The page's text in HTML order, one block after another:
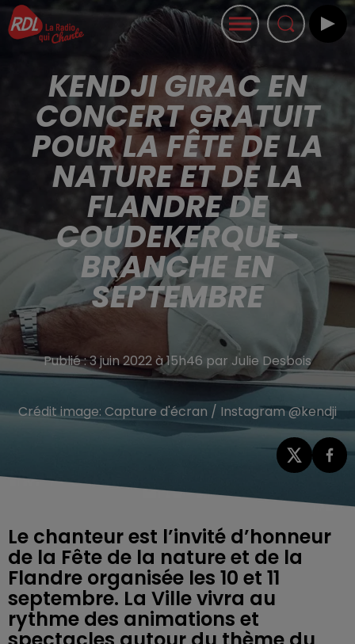
KENDJI GIRAC EN
CONCERT GRATUIT
POUR LA FÊTE DE LA
NATURE ET DE LA
FLANDRE DE
COUDEKERQUE-
BRANCHE EN
SEPTEMBRE
Publié : 3 juin 2022 à 15h46 par Julie Desbois
Crédit image: Capture d'écran / Instagram @kendji
Le chanteur est l’invité d’honneur
de la Fête de la nature et de la
Flandre organisée les 10 et 11
septembre. La Ville vivra au
rythme des animations et